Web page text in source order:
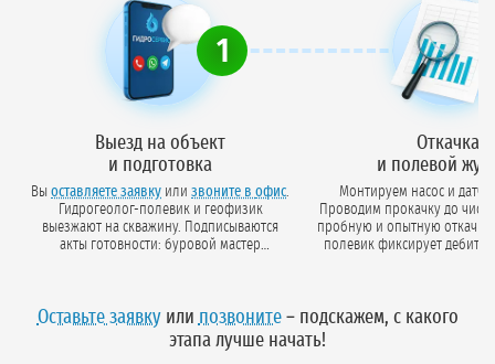
1
Выезд на объект
и подготовка
Вы оставляете заявку или звоните в офис.
Гидрогеолог-полевик и геофизик
выезжают на скважину. Подписываются
акты готовности: буровой мастер
Откачка
и полевой
Монтируем насос и
Проводим прокачку до
пробную и опытную откачки. Гидрогеолог-
полевик фиксирует дебит,
Оставьте заявкуили позвоните– подскажем, с какого
этапа лучше начать!